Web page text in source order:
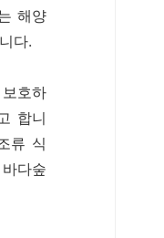
해양
다.
호하
합니
류 식
다숲